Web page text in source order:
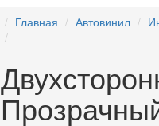
Главная Автовинил